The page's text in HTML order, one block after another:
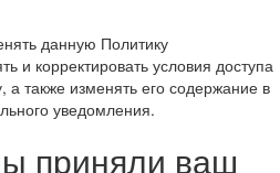
данную Политику
и корректировать условия доступа
а также изменять его содержание в
уведомления.
приняли ваш